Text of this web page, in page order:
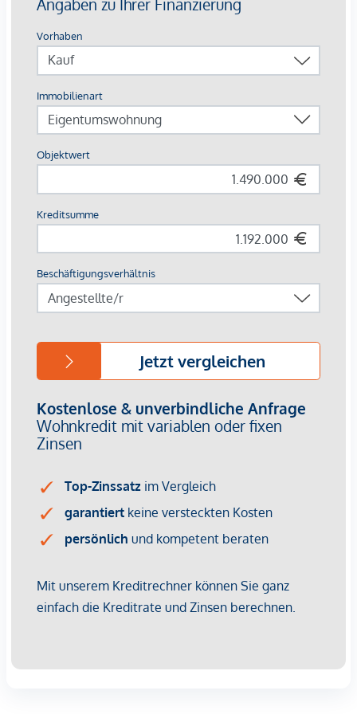
Durch die direkte Autobahnanbindung könne Sie die
Wörthersee, den Faaker See, den Ossiacher See oder auch
den Weißensee problemlos erreichen.
Außerdem bietet der zentral gelegene Ort eine optimale
Anbindung an die Bezirkshauptstadt Spittal an der Drau
Die naheliegenden Flughäfen (Klagenfurt, Salzburg,
dem Auto oder den öffentlichen Verkehrsmitteln zu
Beschreibung *
Die Krönung am See: Panoramapenthouse mit
Luxusausstattung
Dieses außergewöhnliche Penthouse ist für Menschen, die
das Besondere suchen.
Wohnbereich mit edelsten Materialien und die riesige
Südterrasse machen diese Wohnung zu einer seltenen
dem zu vermittelnden Dritten ein familiäres oder
wirtschaftliches Naheverhältnis besteht.